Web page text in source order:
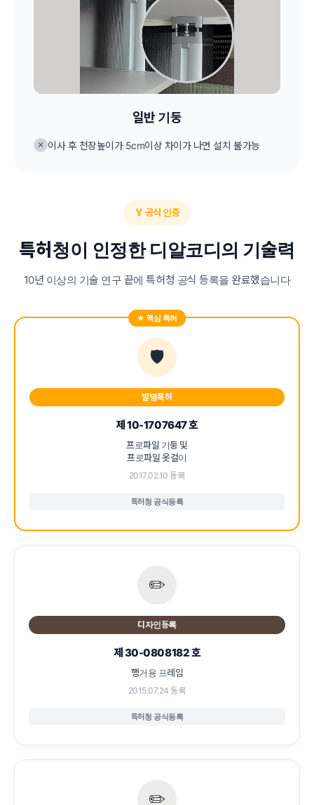
일반 기둥
✕ 이사 후 천장높이가 5cm이상 차이가 나면 설치 불가능
🏅 공식 인증
특허청이 인정한 디알코디의 기술력
10년 이상의 기술 연구 끝에 특허청 공식 등록을 완료했습니다
🛡️
발명특허
제 10-1707647 호
프로파일 기둥 및
프로파일 옷걸이
2017.02.10 등록
특허청 공식등록
✏️
디자인등록
제 30-0808182 호
행거용 프레임
2015.07.24 등록
특허청 공식등록
✏️